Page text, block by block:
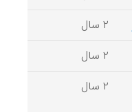
۲ سال
۲ سال
۲ سال